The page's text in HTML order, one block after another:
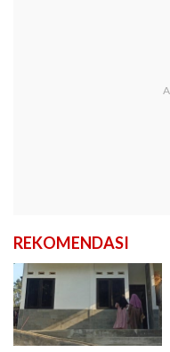
REKOMENDASI